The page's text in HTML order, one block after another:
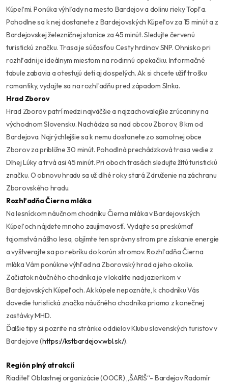
Kúpeľmi. Ponúka výhľady na mesto Bardejov a dolinu rieky Topľa.
Pohodlne sa k nej dostanete z Bardejovských Kúpeľov za 15 minút a z
Bardejovskej železničnej stanice za 45 minút. Sledujte červenú
turistickú značku. Trasa je súčasťou Cesty hrdinov SNP. Ohnisko pri
rozhľadni je ideálnym miestom na rodinnú opekačku. Informačné
tabule zabavia a otestujú deti aj dospelých. Ak si chcete užiť trošku
romantiky, vydajte sa na rozhľadňu pred západom Slnka.
Hrad Zborov
Hrad Zborov patrí medzi najväčšie a najzachovalejšie zrúcaniny na
východnom Slovensku. Nachádza sa nad obcou Zborov, 8 km od
Bardejova. Najrýchlejšie sa k nemu dostanete zo samotnej obce
Zborov za približne 30 minút. Pohodlná prechádzková trasa vedie z
Dlhej Lúky a trvá asi 45 minút. Pri oboch trasách sledujte žltú turistickú
značku. O obnovu hradu sa už dlhé roky stará Združenie na záchranu
Zborovského hradu.
Rozhľadňa Čierna mláka
Na lesníckom náučnom chodníku Čierna mláka v Bardejovských
Kúpeľoch nájdete mnoho zaujímavostí. Vydajte sa preskúmať
tajomstvá nášho lesa, objímte ten správny strom pre získanie energie
a vyštverajte sa po rebríku do korún stromov. Rozhľadňa Čierna
mláka Vám ponúkne výhľad na Zborovský hrad a jeho okolie.
Začiatok náučného chodníka je v lokalite nad jazierkom v
Bardejovských Kúpeľoch. Ak kúpele nepoznáte, k chodníku Vás
dovedie turistická značka náučného chodníka priamo z konečnej
zastávky MHD.
Ďalšie tipy si pozrite na stránke oddielov Klubu slovenských turistov v
Bardejove (https://kstbardejov.wbl.sk/).
Región plný atrakcií
Riaditeľ Oblastnej organizácie (OOCR) „ŠARIŠ“- Bardejov Radomír